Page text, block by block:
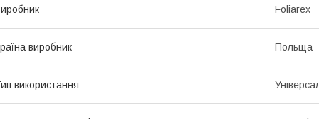
Foliarex
виробник Польща
використання